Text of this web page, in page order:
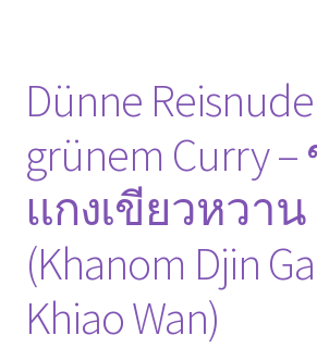
Schweinefleisch
und
Wasserspinat
–
แกง
เทโพ
(Gaeng
Thae
Pho)
Dünne
grünem Curry
แกงเขียวหวาน
(Khanom Djin
Khiao Wan)